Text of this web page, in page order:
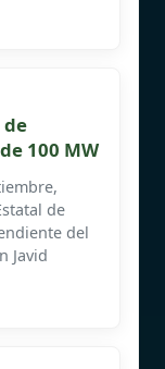
100 MW
de
del
Javid